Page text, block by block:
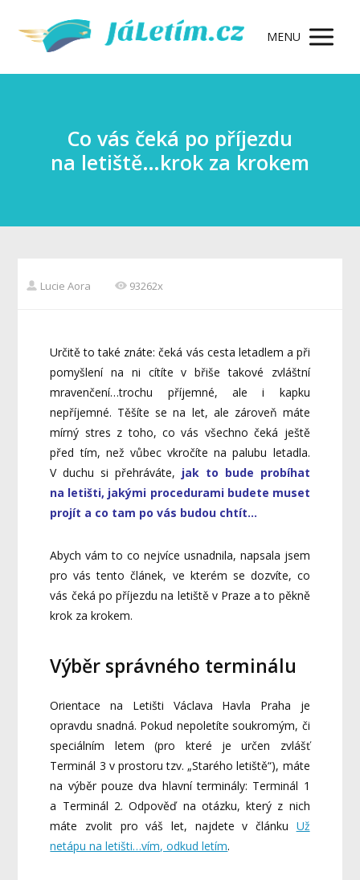
MENU
Co vás čeká po příjezdu
na letiště…krok za krokem
Lucie Aora 93262x
Určitě to také znáte: čeká vás cesta letadlem a při
pomyšlení na ni cítíte v břiše takové zvláštní
mravenčení…trochu příjemné, ale i kapku
nepříjemné. Těšíte se na let, ale zároveň máte
mírný stres z toho, co vás všechno čeká ještě
před tím, než vůbec vkročíte na palubu letadla.
V duchu si přehráváte, jak to bude probíhat
na letišti, jakými procedurami budete muset
projít a co tam po vás budou chtít…
Abych vám to co nejvíce usnadnila, napsala jsem
pro vás tento článek, ve kterém se dozvíte, co
vás čeká po příjezdu na letiště v Praze a to pěkně
krok za krokem.
Výběr správného terminálu
Orientace na Letišti Václava Havla Praha je
opravdu snadná. Pokud nepoletíte soukromým, či
speciálním letem (pro které je určen zvlášť
Terminál 3 v prostoru tzv. „Starého letiště“), máte
na výběr pouze dva hlavní terminály: Terminál 1
a Terminál 2. Odpověď na otázku, který z nich
máte zvolit pro váš let, najdete v článku Už
netápu na letišti…vím, odkud letím.